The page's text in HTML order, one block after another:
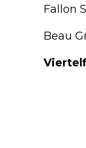
Fallon
Beau